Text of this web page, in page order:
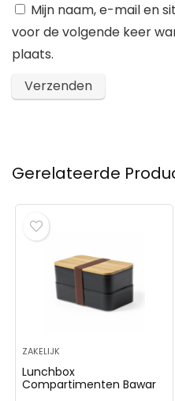
Mijn naam, e-mail en
voor de volgende keer
plaats.
Gerelateerde
ZAKELIJK
Lunchbox
Compartimenten Bawar